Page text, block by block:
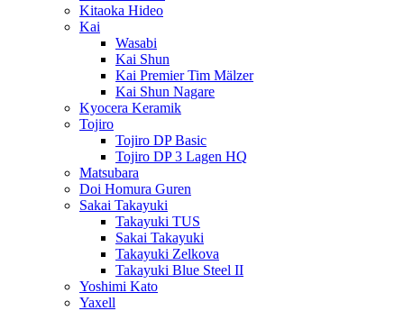
Kitaoka Hideo
Kai
Wasabi
Kai Shun
Kai Premier Tim Mälzer
Kai Shun Nagare
Kyocera Keramik
Tojiro
Tojiro DP Basic
Tojiro DP 3 Lagen HQ
Matsubara
Doi Homura Guren
Sakai Takayuki
Takayuki TUS
Sakai Takayuki
Takayuki Zelkova
Takayuki Blue Steel II
Yoshimi Kato
Yaxell